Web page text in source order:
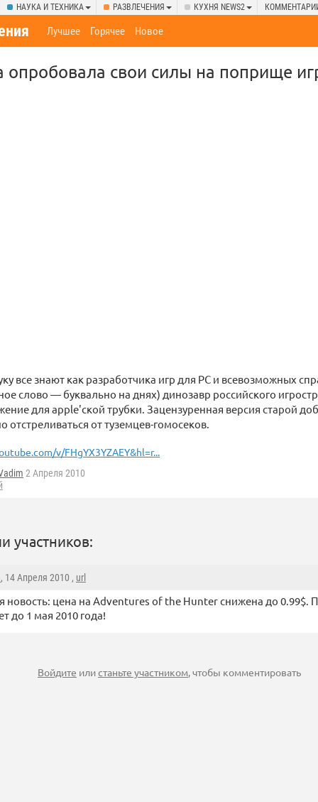
НАУКА И ТЕХНИКА РАЗВЛЕЧЕНИЯ КУХНЯ NEWS2
Лучшее Горячее Новое
опробовала свои силы на поприще
все знают как разработчика игр для PC и всевозможных
слово — буквально на днях) динозавр российского
для apple'ской трубки. Зацензуренная версия старой
отстреливаться от туземцев-гомосеков.
v/FHgYX3YZAEY&hl=r...
2 Апреля 2010
участников:
, 14 Апреля 2010 , url
новость: цена на Adventures of the Hunter снижена до 0.99$.
до 1 мая 2010 года!
Войдите илистаньте участником, чтобы комментировать